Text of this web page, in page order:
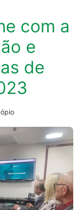
com a
e
de